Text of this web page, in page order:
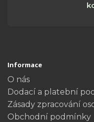
Informace
O nás
Dodací a platební
Zásady zpracování
Obchodní podmínky